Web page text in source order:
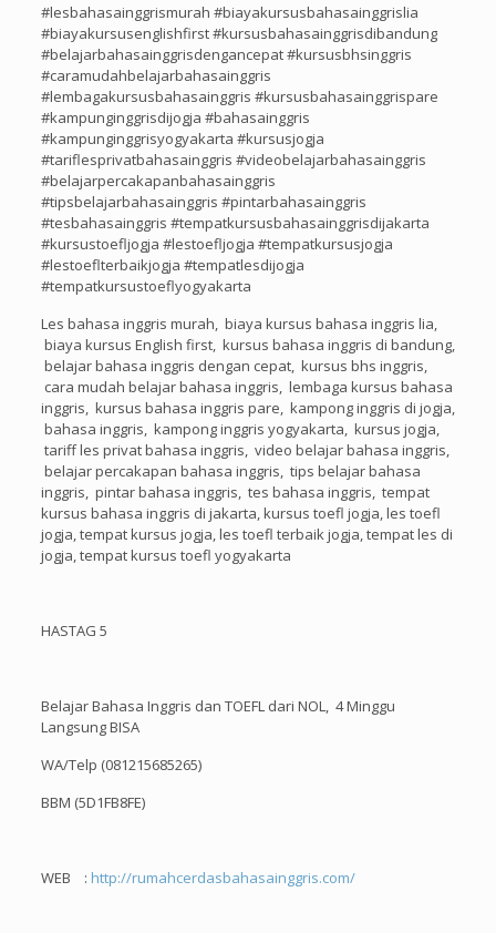
#lesbahasainggrismurah #biayakursusbahasainggrislia
#biayakursusenglishfirst #kursusbahasainggrisdibandung
#belajarbahasainggrisdengancepat #kursusbhsinggris
#caramudahbelajarbahasainggris
#lembagakursusbahasainggris #kursusbahasainggrispare
#kampunginggrisdijogja #bahasainggris
#kampunginggrisyogyakarta #kursusjogja
#tariflesprivatbahasainggris #videobelajarbahasainggris
#belajarpercakapanbahasainggris
#tipsbelajarbahasainggris #pintarbahasainggris
#tesbahasainggris #tempatkursusbahasainggrisdijakarta
#kursustoefljogja #lestoefljogja #tempatkursusjogja
#lestoeflterbaikjogja #tempatlesdijogja
#tempatkursustoeflyogyakarta
Les bahasa inggris murah, biaya kursus bahasa inggris lia,
biaya kursus English first, kursus bahasa inggris di bandung,
belajar bahasa inggris dengan cepat, kursus bhs inggris,
cara mudah belajar bahasa inggris, lembaga kursus bahasa
inggris, kursus bahasa inggris pare, kampong inggris di jogja,
bahasa inggris, kampong inggris yogyakarta, kursus jogja,
tariff les privat bahasa inggris, video belajar bahasa inggris,
belajar percakapan bahasa inggris, tips belajar bahasa
inggris, pintar bahasa inggris, tes bahasa inggris, tempat
kursus bahasa inggris di jakarta, kursus toefl jogja, les toefl
jogja, tempat kursus jogja, les toefl terbaik jogja, tempat les di
jogja, tempat kursus toefl yogyakarta
HASTAG 5
Belajar Bahasa Inggris dan TOEFL dari NOL, 4 Minggu
Langsung BISA
WA/Telp (081215685265)
BBM (5D1FB8FE)
WEB : http://rumahcerdasbahasainggris.com/